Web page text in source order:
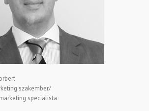
szakember/
specialista